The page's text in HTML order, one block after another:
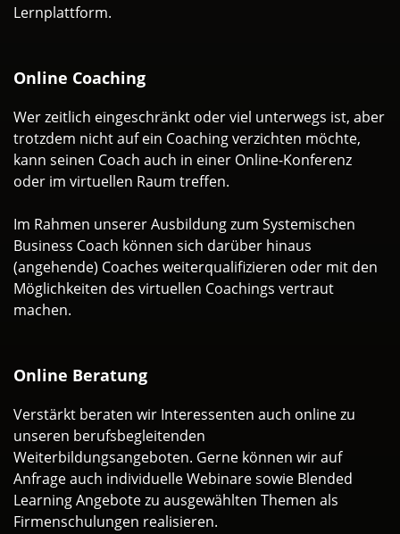
Lernplattform.
Online Coaching
Wer zeitlich eingeschränkt oder viel unterwegs ist, aber
trotzdem nicht auf ein Coaching verzichten möchte,
kann seinen Coach auch in einer Online-Konferenz
oder im virtuellen Raum treffen.
Im Rahmen unserer Ausbildung zum Systemischen
Business Coach können sich darüber hinaus
(angehende) Coaches weiterqualifizieren oder mit den
Möglichkeiten des virtuellen Coachings vertraut
machen.
Online Beratung
Verstärkt beraten wir Interessenten auch online zu
unseren berufsbegleitenden
Weiterbildungsangeboten. Gerne können wir auf
Anfrage auch individuelle Webinare sowie Blended
Learning Angebote zu ausgewählten Themen als
Firmenschulungen realisieren.